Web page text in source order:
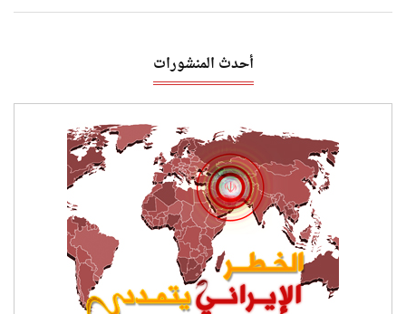
أحدث المنشورات